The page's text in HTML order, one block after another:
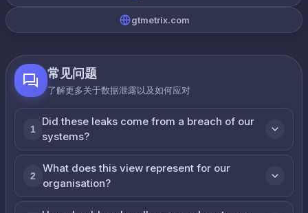
gtmetrix.com
常见问题
了解更多关于数据泄露以及如何应对
1
Did these leaks come from a breach of our
systems?
2
What does this view represent for our
organisation?